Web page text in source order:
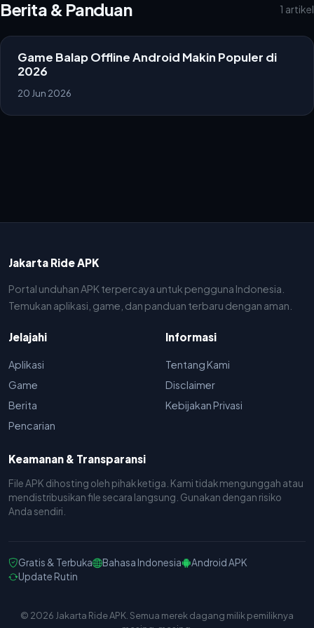
Berita & Panduan 1 artikel
Game Balap Offline Android Makin Populer di
2026
20 Jun 2026
Jakarta Ride APK
Portal unduhan APK terpercaya untuk pengguna Indonesia.
Temukan aplikasi, game, dan panduan terbaru dengan aman.
Jelajahi
Aplikasi
Game
Berita
Pencarian
Informasi
Tentang Kami
Disclaimer
Kebijakan Privasi
Keamanan & Transparansi
File APK dihosting oleh pihak ketiga. Kami tidak mengunggah atau
mendistribusikan file secara langsung. Gunakan dengan risiko
Anda sendiri.
Gratis & Terbuka Bahasa Indonesia
Android APK
Update Rutin
© 2026 Jakarta Ride APK. Semua merek dagang milik pemiliknya